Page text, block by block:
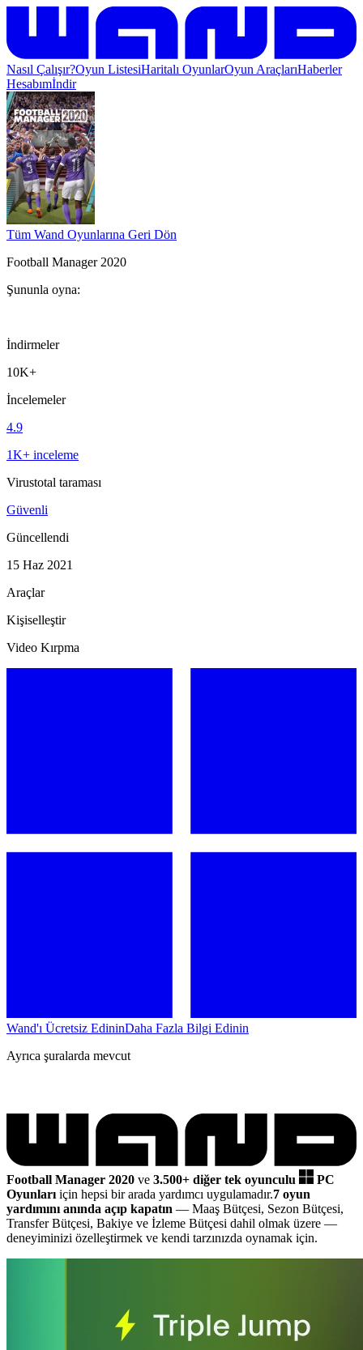
Nasıl Çalışır?Oyun ListesiHaritalı OyunlarOyun AraçlarıHaberler
Hesabımİndir
Tüm Wand Oyunlarına Geri Dön
Football Manager 2020
Şununla oyna:
İndirmeler
10K+
İncelemeler
4.9
1K+ inceleme
Virustotal taraması
Güvenli
Güncellendi
15 Haz 2021
Araçlar
Kişiselleştir
Video Kırpma
Wand'ı Ücretsiz EdininDaha Fazla Bilgi Edinin
Ayrıca şuralarda mevcut
Football Manager 2020 ve 3.500+ diğer tek oyunculu
PC
Oyunları için hepsi bir arada yardımcı uygulamadır.7 oyun
yardımını anında açıp kapatın — Maaş Bütçesi, Sezon Bütçesi,
Transfer Bütçesi, Bakiye ve İzleme Bütçesi dahil olmak üzere —
deneyiminizi özelleştirmek ve kendi tarzınızda oynamak için.